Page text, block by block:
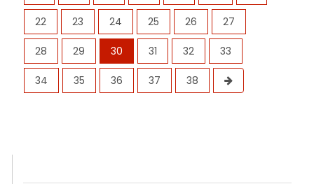
22 23 24 25 26 27
28 29 30 31 32 33
34 35 36 37 38